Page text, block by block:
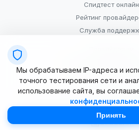
Спидтест онлайн
Рейтинг
Служба
Условия
© 2025–2026 OpenSpeedTest (ИП
Мы обрабатываем IP-адреса и
точного тестирования сети и
использование сайта, вы
Принять